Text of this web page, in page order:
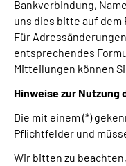
Bankverbindung,
uns dies bitte auf dem
Für
entsprechendes
Mitteilungen können
Hinweise zur Nutzung
Die mit einem (*)
Pflichtfelder und
Wir bitten zu